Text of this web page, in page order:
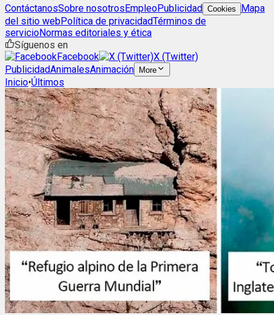
ContáctanosSobre nosotrosEmpleoPublicidad Cookies
Mapa
del sitio webPolítica de privacidadTérminos de
servicioNormas editoriales y ética
Síguenos en
Facebook
X (Twitter)
PublicidadAnimalesAnimación More
Inicio•Últimos